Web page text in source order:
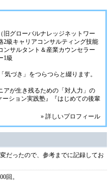
旧グローバルナレッジネットワー
級キャリアコンサルティング技能
ンサルタント＆産業カウンセラー
1級
気づき」をつらつらと綴ります。
アが生き残るための「対人力」の
ション実践塾』『はじめての後輩
» 詳しいプロフィール
だったので、参考までに記録してお
回。